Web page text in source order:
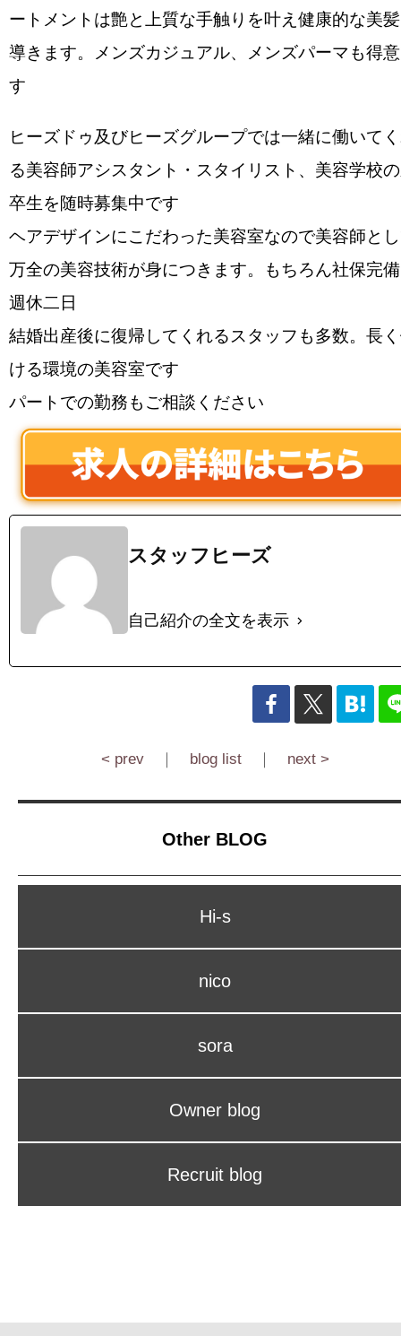
ートメントは艶と上質な手触りを叶え健康的な美
導きます。メンズカジュアル、メンズパーマも得
す
ヒーズドゥ及びヒーズグループでは一緒に働いて
る美容師アシスタント・スタイリスト、美容学校
卒生を随時募集中です
ヘアデザインにこだわった美容室なので美容師と
万全の美容技術が身につきます。もちろん社保完
週休二日
結婚出産後に復帰してくれるスタッフも多数。長
ける環境の美容室です
パートでの勤務もご相談ください
スタッフヒーズ
自己紹介の全文を表示
< prev｜ blog list｜ next >
Other BLOG
Hi-s
nico
sora
Owner blog
Recruit blog